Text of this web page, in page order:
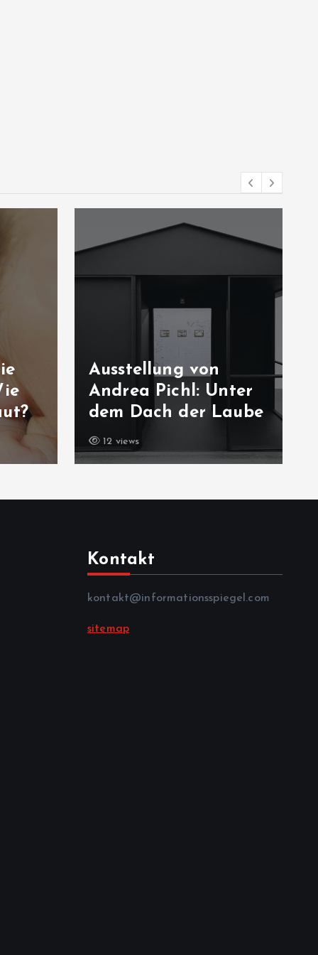
Ausstellung von
Andrea Pichl: Unter
dem Dach der Laube
12 views
Kontakt
kontakt@informationsspiegel.com
sitemap